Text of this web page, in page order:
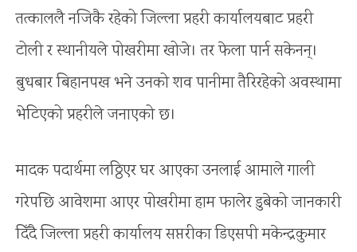
तत्काललै नजिकै रहेको जिल्ला प्रहरी कार्यालयबाट प्रहरी
टोली र स्थानीयले पोखरीमा खोजे। तर फेला पार्न सकेनन्।
बुधबार बिहानपख भने उनको शव पानीमा तैरिरहेको अवस्थामा
भेटिएको प्रहरीले जनाएको छ।
मादक पदार्थमा लठ्ठिएर घर आएका उनलाई आमाले गाली
गरेपछि आवेशमा आएर पोखरीमा हाम फालेर डुबेको जानकारी
दिँदै जिल्ला प्रहरी कार्यालय सप्तरीका डिएसपी मकेन्द्रकुमार